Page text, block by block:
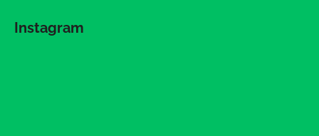
Instagram